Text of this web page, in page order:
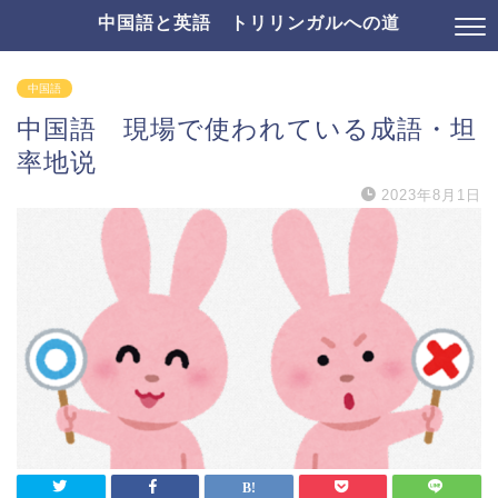
中国語と英語 トリリンガルへの道
中国語
中国語 現場で使われている成語・坦
率地说
2023年8月1日